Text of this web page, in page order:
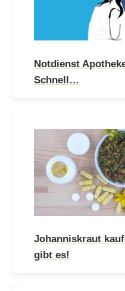
Notdienst
Schnell…
Johanniskraut
gibt es!